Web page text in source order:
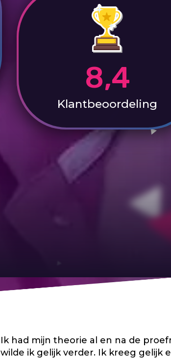
8,4
Klantbeoordeling
Ik had mijn theorie al en na de
wilde ik gelijk verder. Ik kreeg gelijk